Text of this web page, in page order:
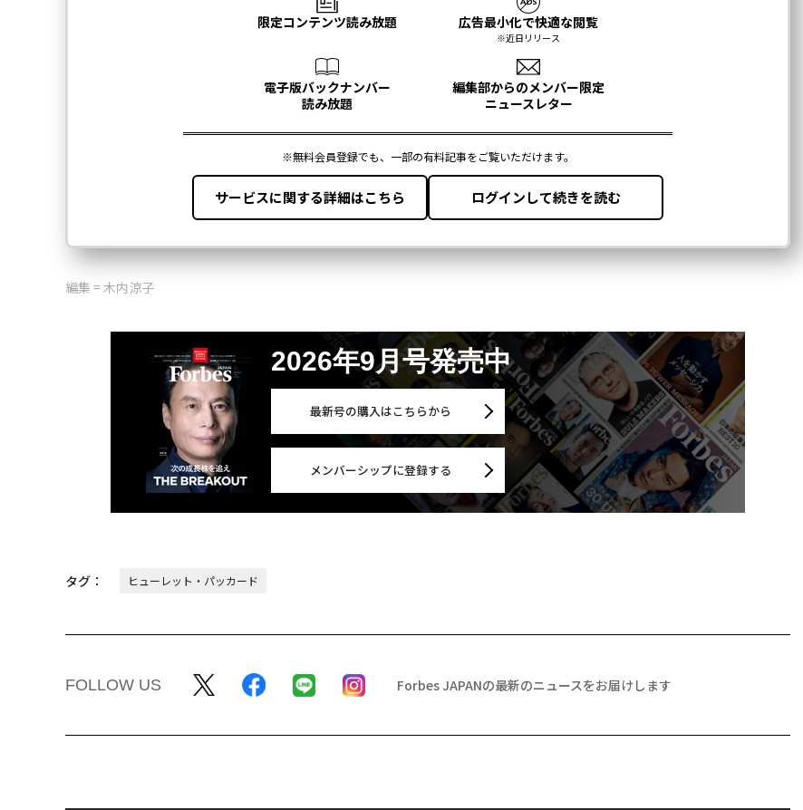
編集 = 木内涼子
2026年9月号発売中
最新号の購入はこちらから
メンバーシップに登録する
タグ： ヒューレット・パッカード
FOLLOW US Forbes JAPANの最新のニュースをお届けします